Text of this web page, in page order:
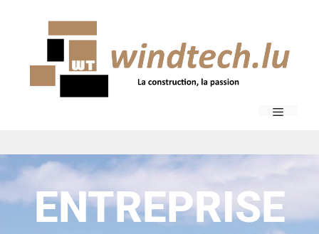
ENTREPRISE